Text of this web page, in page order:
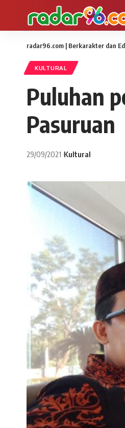
radar96.com | Berkarakter dan
KULTURAL
Puluhan
Pasuruan
29/09/2021 Kultural